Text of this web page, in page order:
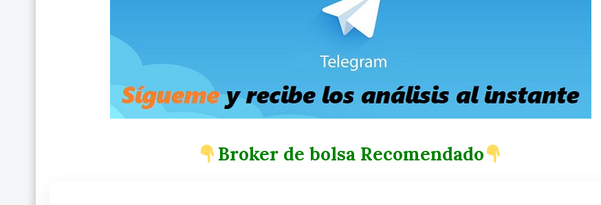
Broker de bolsa Recomendado